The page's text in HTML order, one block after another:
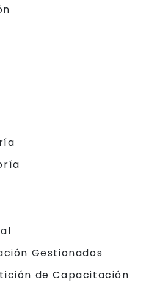
Gestionados
de Capacitación